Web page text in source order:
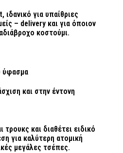
για υπαίθριες
– delivery και για όποιον
κοστούμι.
ύφασμα
και στην έντονη
και διαθέτει ειδικό
για καλύτερη ατομική
μεγάλες τσέπες.